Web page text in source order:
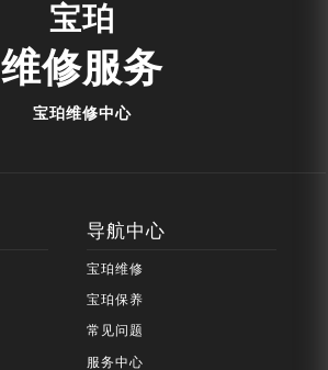
宝珀
维修服务
宝珀维修中心
导航中心
宝珀维修
宝珀保养
常见问题
服务中心